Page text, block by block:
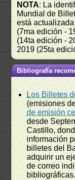
NOTA: La
Mundial de
está
(7ma edición -
(14ta edición -
2019 (25ta
Bibliografía
Los Billetes
(emisiones
de emisión
desde
Castillo,
información
billetes del
adquirir un
de correo
bibliográficas.